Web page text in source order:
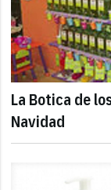
La Botica de
Navidad